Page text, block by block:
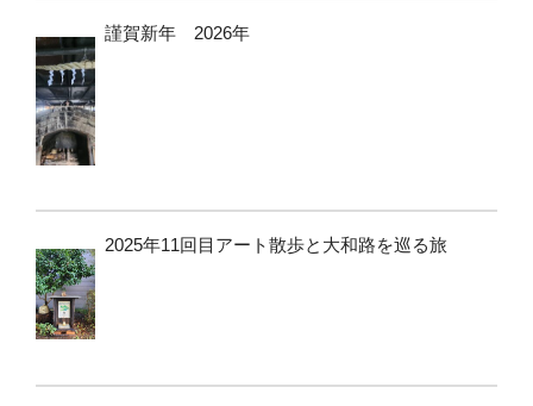
謹賀新年 2026年
2025年11回目アート散歩と大和路を巡る旅